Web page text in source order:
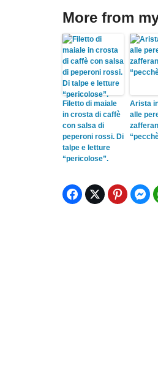
More from
Filetto di maiale
in crosta di caffè
con salsa di
peperoni rossi. Di
talpe e letture
“pericolose”.
Arista
alle